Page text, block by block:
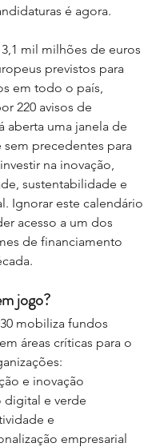
é agora.
mil milhões de euros
previstos para
em todo o país,
220 avisos de
aberta uma janela de
precedentes para
na inovação,
sustentabilidade e
Ignorar este calendário
acesso a um dos
de financiamento
jogo?
mobiliza fundos
áreas críticas para o
e inovação
digital e verde
e
empresarial